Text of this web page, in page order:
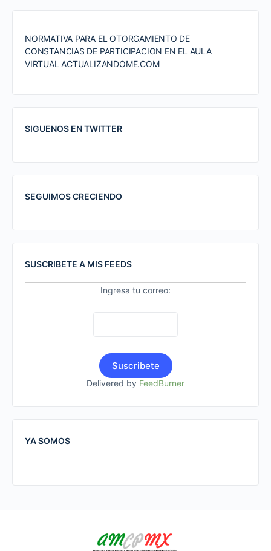
NORMATIVA PARA EL OTORGAMIENTO DE
CONSTANCIAS DE PARTICIPACION EN EL AULA
VIRTUAL ACTUALIZANDOME.COM
SIGUENOS EN TWITTER
SEGUIMOS CRECIENDO
SUSCRIBETE A MIS FEEDS
Ingresa tu correo:
Delivered by FeedBurner
YA SOMOS